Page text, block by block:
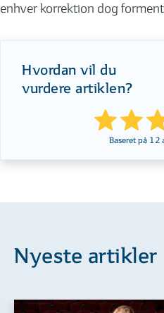
enhver korrektion dog
Hvordan vil du
vurdere artiklen?
Baseret på 12
Nyeste artikler